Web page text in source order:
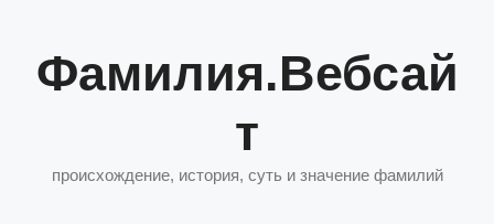
содержимому
Фамилия.Вебсай
т
происхождение, история, суть и значение фамилий